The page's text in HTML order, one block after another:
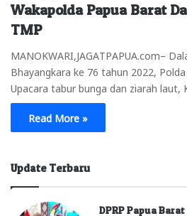
Wakapolda Papua Barat
TMP
MANOKWARI,JAGATPAPUA.com–
Bhayangkara ke 76 tahun 2022,
Upacara tabur bunga dan ziarah laut,
Read More »
Update Terbaru
DPRP Papua